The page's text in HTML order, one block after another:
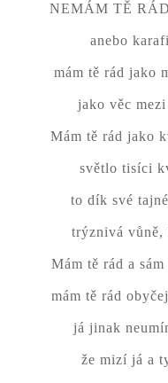
NEMÁM TĚ
anebo
mám tě rád jako
jako věc
Mám tě rád jako
světlo tisíci
to dík své
trýznivá vůně,
Mám tě rád a
mám tě rád
já jinak
že mizí já a